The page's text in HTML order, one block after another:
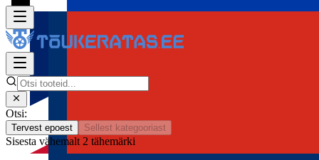
Otsi:
Tervest epoest Sellest kategooriast
Sisesta vähemalt 2 tähemärki